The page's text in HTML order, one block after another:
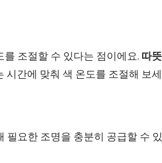
조절할 수 있다는 점이에요. 따
시간에 맞춰 색 온도를 조절해 보
필요한 조명을 충분히 공급할 수